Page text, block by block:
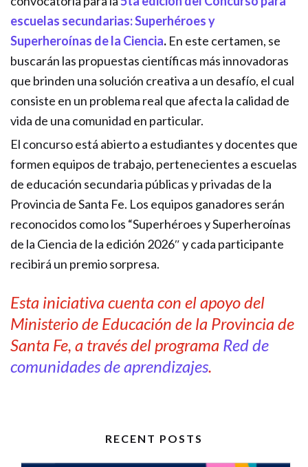
escuelas secundarias: Superhéroes y
Superheroínas de la Ciencia. En este certamen, se
buscarán las propuestas científicas más innovadoras
que brinden una solución creativa a un desafío, el cual
consiste en un problema real que afecta la calidad de
vida de una comunidad en particular.
El concurso está abierto a estudiantes y docentes que
formen equipos de trabajo, pertenecientes a escuelas
de educación secundaria públicas y privadas de la
Provincia de Santa Fe. Los equipos ganadores serán
reconocidos como los “Superhéroes y Superheroínas
de la Ciencia de la edición 2026″ y cada participante
recibirá un premio sorpresa.
Esta iniciativa cuenta con el apoyo del
Ministerio de Educación de la Provincia de
Santa Fe, a través del programa Red de
comunidades de aprendizajes.
RECENT POSTS